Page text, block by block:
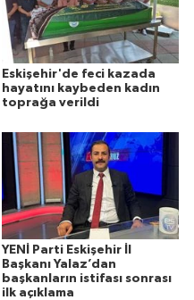
Eskişehir'de feci kazada
hayatını kaybeden kadın
toprağa verildi
YENİ Parti Eskişehir İl
Başkanı Yalaz’dan
başkanların istifası sonrası
ilk açıklama